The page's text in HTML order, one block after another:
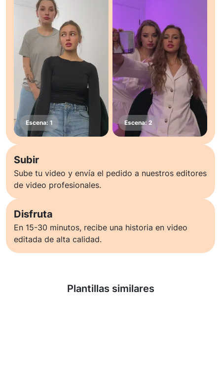
Subir
Sube tu video y envía el pedido a nuestros editores
de video profesionales.
Disfruta
En 15-30 minutos, recibe una historia en video
editada de alta calidad.
Plantillas similares
Saber más